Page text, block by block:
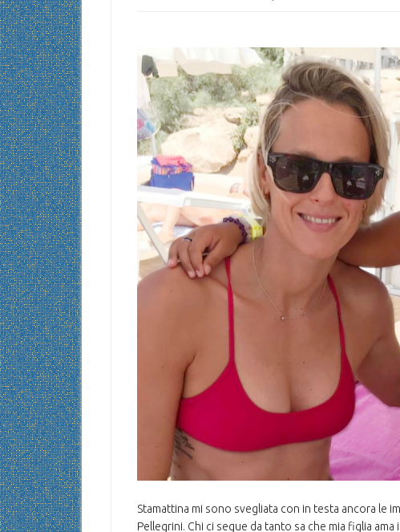
Stamattina mi sono svegliata con in testa ancora le
Pellegrini. Chi ci segue da tanto sa che mia figlia